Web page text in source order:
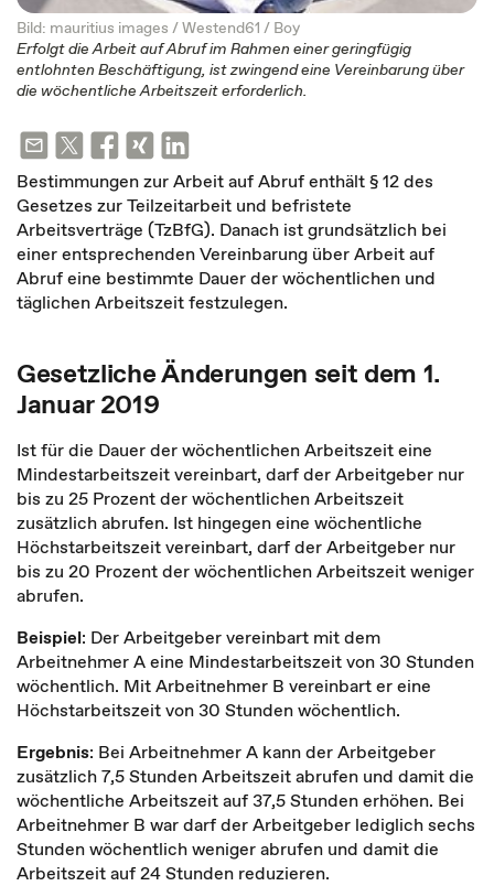
Bild: mauritius images / Westend61 / Boy
Erfolgt die Arbeit auf Abruf im Rahmen einer geringfügig
entlohnten Beschäftigung, ist zwingend eine Vereinbarung über
die wöchentliche Arbeitszeit erforderlich.
Bestimmungen zur Arbeit auf Abruf enthält § 12 des
Gesetzes zur Teilzeitarbeit und befristete
Arbeitsverträge (TzBfG). Danach ist grundsätzlich bei
einer entsprechenden Vereinbarung über Arbeit auf
Abruf eine bestimmte Dauer der wöchentlichen und
täglichen Arbeitszeit festzulegen.
Gesetzliche Änderungen seit dem 1.
Januar 2019
Ist für die Dauer der wöchentlichen Arbeitszeit eine
Mindestarbeitszeit vereinbart, darf der Arbeitgeber nur
bis zu 25 Prozent der wöchentlichen Arbeitszeit
zusätzlich abrufen. Ist hingegen eine wöchentliche
Höchstarbeitszeit vereinbart, darf der Arbeitgeber nur
bis zu 20 Prozent der wöchentlichen Arbeitszeit weniger
abrufen.
Beispiel: Der Arbeitgeber vereinbart mit dem
Arbeitnehmer A eine Mindestarbeitszeit von 30 Stunden
wöchentlich. Mit Arbeitnehmer B vereinbart er eine
Höchstarbeitszeit von 30 Stunden wöchentlich.
Ergebnis: Bei Arbeitnehmer A kann der Arbeitgeber
zusätzlich 7,5 Stunden Arbeitszeit abrufen und damit die
wöchentliche Arbeitszeit auf 37,5 Stunden erhöhen. Bei
Arbeitnehmer B war darf der Arbeitgeber lediglich sechs
Stunden wöchentlich weniger abrufen und damit die
Arbeitszeit auf 24 Stunden reduzieren.